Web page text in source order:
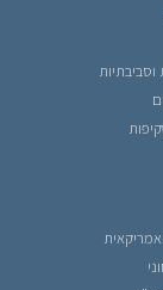
וסביבתיות